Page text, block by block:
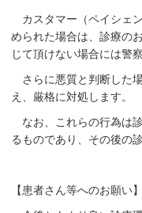
カスタマー（ペイシェ
められた場合は、診療の
じて頂けない場合には警
さらに悪質と判断した
え、厳格に対処します。
なお、これらの行為は
るものであり、その後の
【患者さん等へのお願い】